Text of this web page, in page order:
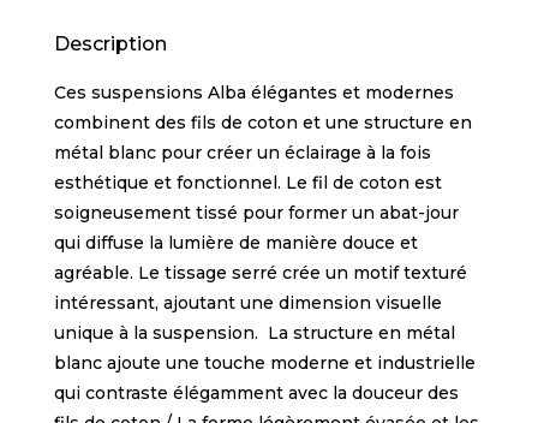
Description
Ces suspensions Alba élégantes et modernes
combinent des fils de coton et une structure en
métal blanc pour créer un éclairage à la fois
esthétique et fonctionnel. Le fil de coton est
soigneusement tissé pour former un abat-jour
qui diffuse la lumière de manière douce et
agréable. Le tissage serré crée un motif texturé
intéressant, ajoutant une dimension visuelle
unique à la suspension. La structure en métal
blanc ajoute une touche moderne et industrielle
qui contraste élégamment avec la douceur des